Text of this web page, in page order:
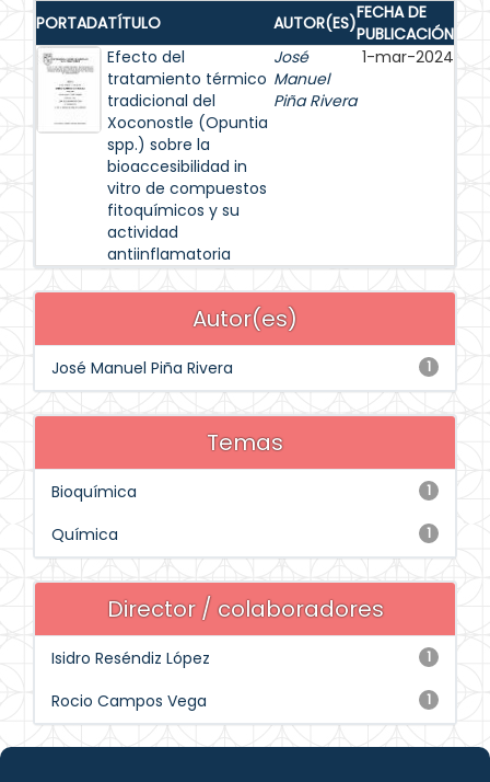
PORTADATÍTULO AUTOR(ES)FECHA DE
PUBLICACIÓN
Efecto del
tratamiento térmico
tradicional del
Xoconostle (Opuntia
spp.) sobre la
bioaccesibilidad in
vitro de compuestos
fitoquímicos y su
actividad
antiinflamatoria
José
Manuel
Piña Rivera
1-mar-2024
Autor(es)
1
José Manuel Piña Rivera
Temas
1
Bioquímica
1
Química
Director / colaboradores
1
Isidro Reséndiz López
1
Rocio Campos Vega